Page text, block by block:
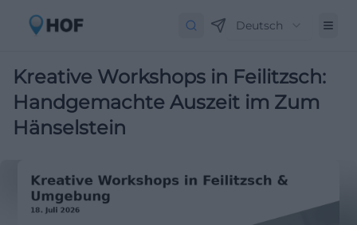
Deutsch
Kreative Workshops in Feilitzsch:
Handgemachte Auszeit im Zum
Hänselstein